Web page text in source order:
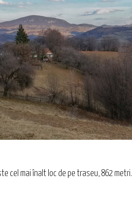
cel mai înalt loc de pe traseu, 862 metri.